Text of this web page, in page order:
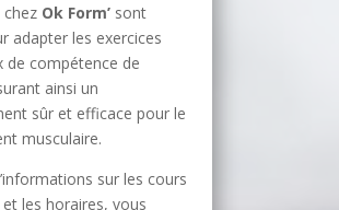
chez Ok Form’ sont
adapter les exercices
de compétence de
ainsi un
sûr et efficace pour le
musculaire.
sur les cours
les horaires, vous